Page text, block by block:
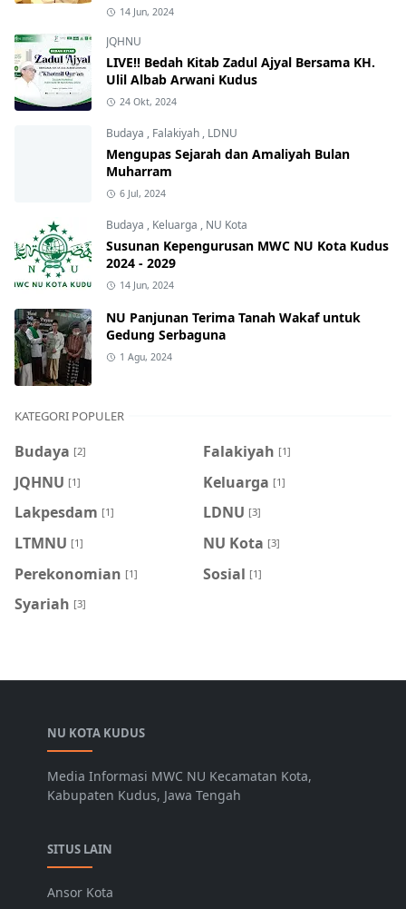
14 Jun, 2024
JQHNU
LIVE!! Bedah Kitab Zadul Ajyal Bersama KH.
Ulil Albab Arwani Kudus
24 Okt, 2024
Budaya , Falakiyah , LDNU
Mengupas Sejarah dan Amaliyah Bulan
Muharram
6 Jul, 2024
Budaya , Keluarga , NU Kota
Susunan Kepengurusan MWC NU Kota Kudus
2024 - 2029
14 Jun, 2024
NU Panjunan Terima Tanah Wakaf untuk
Gedung Serbaguna
1 Agu, 2024
KATEGORI POPULER
Budaya [2] Falakiyah [1]
JQHNU [1] Keluarga [1]
Lakpesdam [1] LDNU [3]
LTMNU [1] NU Kota [3]
Perekonomian [1] Sosial [1]
Syariah [3]
NU KOTA KUDUS
Media Informasi MWC NU Kecamatan Kota,
Kabupaten Kudus, Jawa Tengah
SITUS LAIN
Ansor Kota